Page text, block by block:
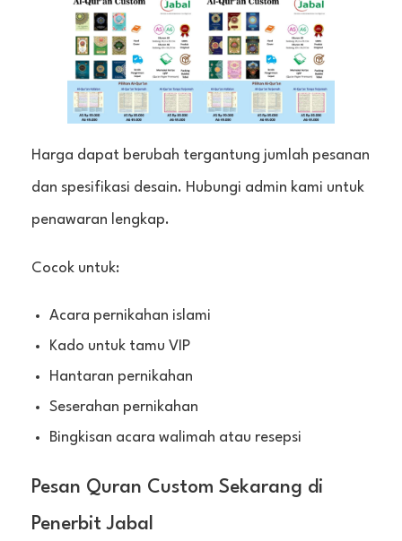
Harga dapat berubah tergantung jumlah pesanan
dan spesifikasi desain. Hubungi admin kami untuk
penawaran lengkap.
Cocok untuk:
Acara pernikahan islami
Kado untuk tamu VIP
Hantaran pernikahan
Seserahan pernikahan
Bingkisan acara walimah atau resepsi
Pesan Quran Custom Sekarang di
Penerbit Jabal